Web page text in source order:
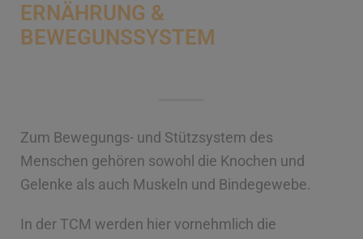
ERNÄHRUNG &
BEWEGUNSSYSTEM
Zum Bewegungs- und Stützsystem des
Menschen gehören sowohl die Knochen und
Gelenke als auch Muskeln und Bindegewebe.
In der TCM werden hier vornehmlich die